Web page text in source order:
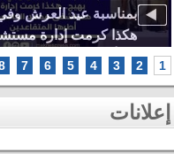
بمناسبة عيد العرش
هكذا كرمت إدارة
الخامس أطرها المتقاعدين
1
2
3
4
5
6
7